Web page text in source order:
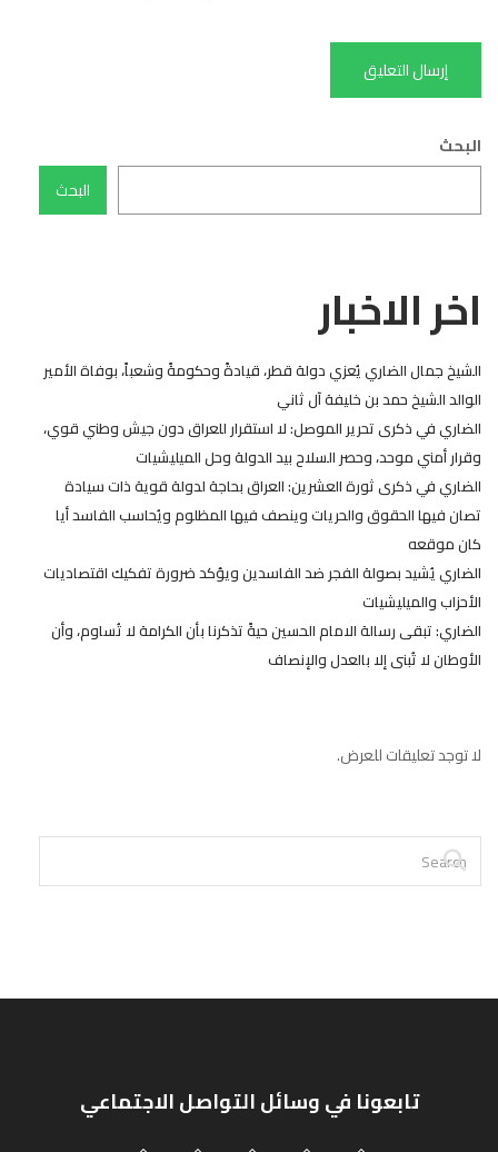
البحث
البحث
اخر الاخبار
الشيخ جمال الضاري يُعزي دولة قطر، قيادةً وحكومةً وشعباً، بوفاة الأمير
الوالد الشيخ حمد بن خليفة آل ثاني
الضاري في ذكرى تحرير الموصل: لا استقرار للعراق دون جيش وطني قوي،
وقرار أمني موحد، وحصر السلاح بيد الدولة وحل الميليشيات
الضاري في ذكرى ثورة العشرين: العراق بحاجة لدولة قوية ذات سيادة
تصان فيها الحقوق والحريات وينصف فيها المظلوم ويُحاسب الفاسد أيا
كان موقعه
الضاري يُشيد بصولة الفجر ضد الفاسدين ويؤكد ضرورة تفكيك اقتصاديات
الأحزاب والميليشيات
الضاري: تبقى رسالة الامام الحسين حيةً تذكرنا بأن الكرامة لا تُساوم، وأن
الأوطان لا تُبنى إلا بالعدل والإنصاف
لا توجد تعليقات للعرض.
تابعونا في وسائل التواصل الاجتماعي